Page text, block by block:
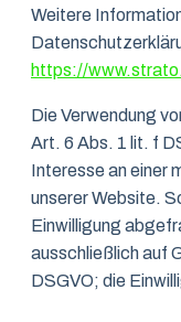
Weitere
https://
Die Verwendung
Art. 6 Abs. 1 lit. f
Interesse an einer
unserer Website.
Einwilligung
ausschließlich auf
DSGVO; die